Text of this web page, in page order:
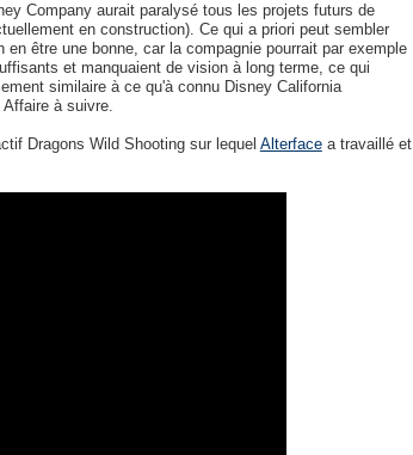
Company aurait paralysé tous les projets futurs de
en construction). Ce qui a priori peut sembler
être une bonne, car la compagnie pourrait par exemple
et manquaient de vision à long terme, ce qui
similaire à ce qu'à connu Disney California
à suivre.
Dragons Wild Shooting sur lequel Alterfacea travaillé et